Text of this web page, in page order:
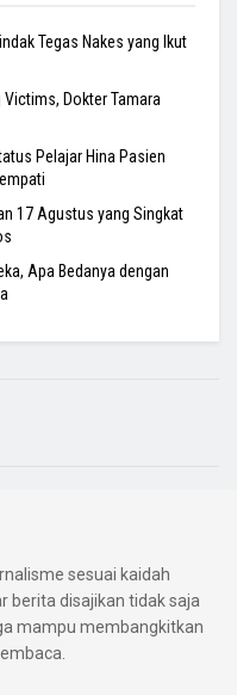
Tegas Nakes yang Ikut
Victims, Dokter Tamara
Pelajar Hina Pasien
17 Agustus yang Singkat
Apa Bedanya dengan
sesuai kaidah
berita disajikan tidak saja
mampu membangkitkan